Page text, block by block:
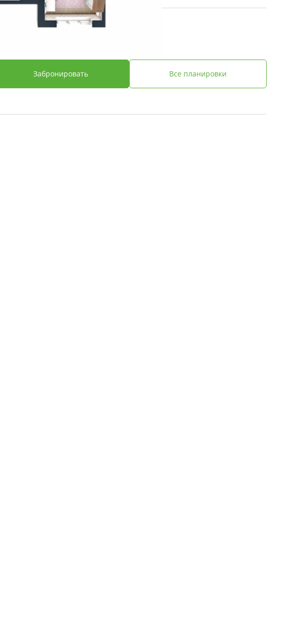
3 112 020 ₽
Забронировать Все планировки